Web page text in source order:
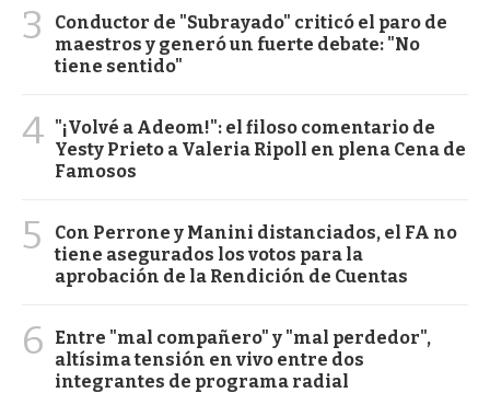
3
Conductor de "Subrayado" criticó el paro de
maestros y generó un fuerte debate: "No
tiene sentido"
4 "¡Volvé a Adeom!": el filoso comentario de
Yesty Prieto a Valeria Ripoll en plena Cena de
Famosos
5
Con Perrone y Manini distanciados, el FA no
tiene asegurados los votos para la
aprobación de la Rendición de Cuentas
6
Entre "mal compañero" y "mal perdedor",
altísima tensión en vivo entre dos
integrantes de programa radial